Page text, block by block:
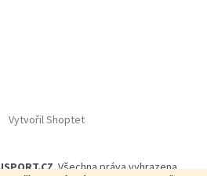
Vytvořil Shoptet
. Všechna práva vyhrazena.